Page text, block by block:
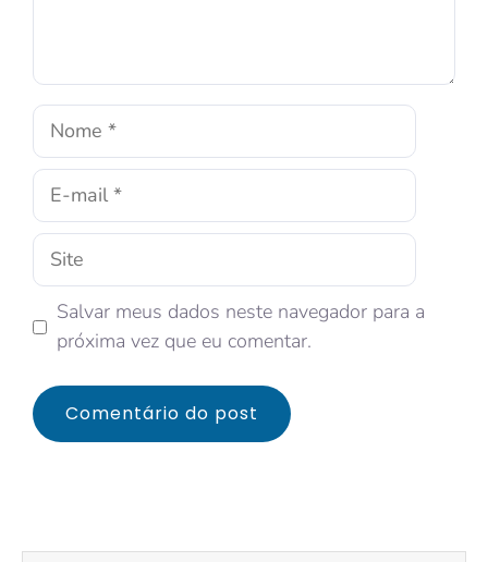
Salvar meus dados neste navegador para a
próxima vez que eu comentar.